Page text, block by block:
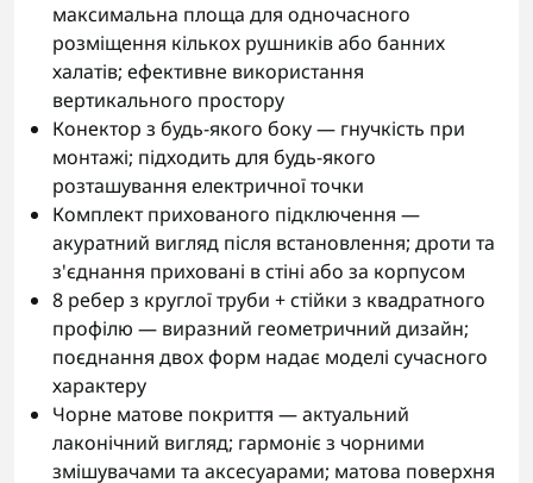
максимальна площа для одночасного
розміщення кількох рушників або банних
халатів; ефективне використання
вертикального простору
Конектор з будь-якого боку — гнучкість при
монтажі; підходить для будь-якого
розташування електричної точки
Комплект прихованого підключення —
акуратний вигляд після встановлення; дроти та
з'єднання приховані в стіні або за корпусом
8 ребер з круглої труби + стійки з квадратного
профілю — виразний геометричний дизайн;
поєднання двох форм надає моделі сучасного
характеру
Чорне матове покриття — актуальний
лаконічний вигляд; гармоніє з чорними
змішувачами та аксесуарами; матова поверхня